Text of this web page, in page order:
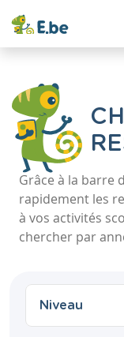
Grâce à la barre
rapidement les
à vos activités
chercher par